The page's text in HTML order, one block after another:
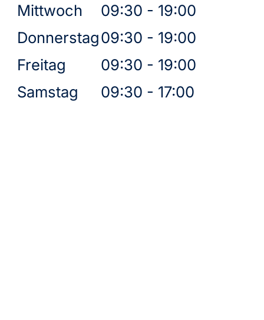
Mittwoch
09:30 - 19:00
Donnerstag09:30 - 19:00
Freitag
09:30 - 19:00
Samstag
09:30 - 17:00